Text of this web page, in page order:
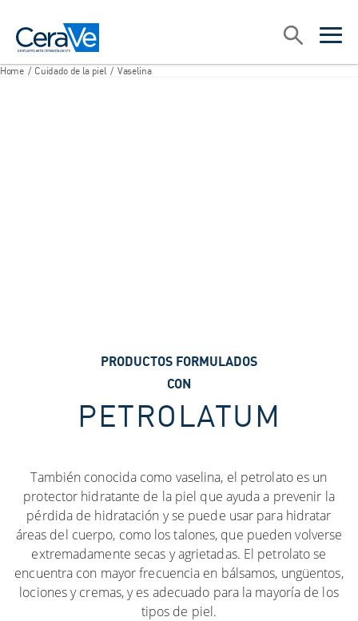
open
open
Search
Home / Cuidado de la piel / Vaselina
PRODUCTOS FORMULADOS
CON
PETROLATUM
También conocida como vaselina, el petrolato es un
protector hidratante de la piel que ayuda a prevenir la
pérdida de hidratación y se puede usar para hidratar
áreas del cuerpo, como los talones, que pueden volverse
extremadamente secas y agrietadas. El petrolato se
encuentra con mayor frecuencia en bálsamos, ungüentos,
lociones y cremas, y es adecuado para la mayoría de los
tipos de piel.